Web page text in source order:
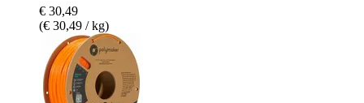
€ 30,49
(€ 30,49 / kg)